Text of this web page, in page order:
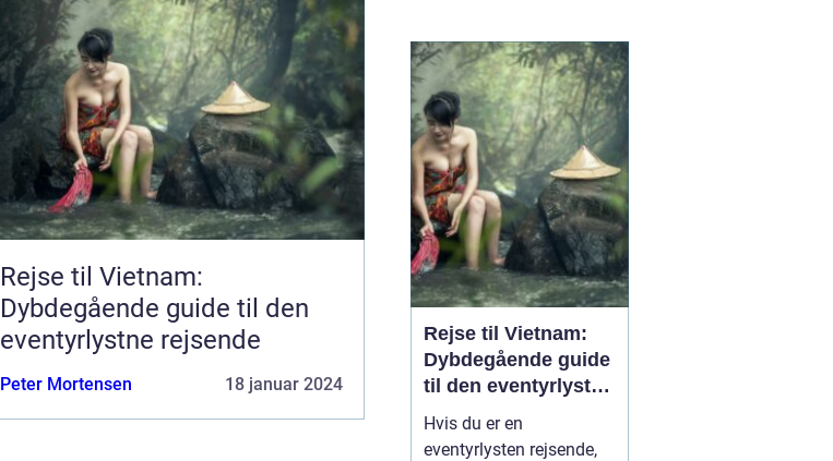
Rejse til Vietnam:
Dybdegående guide til den
eventyrlystne rejsende
Peter Mortensen 18 januar 2024
rejsemål for
eventyrlystne rejsende.
Med sin blændende
skønhed, fascinerende
historie og varme
gæstfrihed er Thailan...
Rejse til Vietnam:
Dybdegående guide
til den eventyrlystne
rejsende
Hvis du er en
eventyrlysten rejsende,